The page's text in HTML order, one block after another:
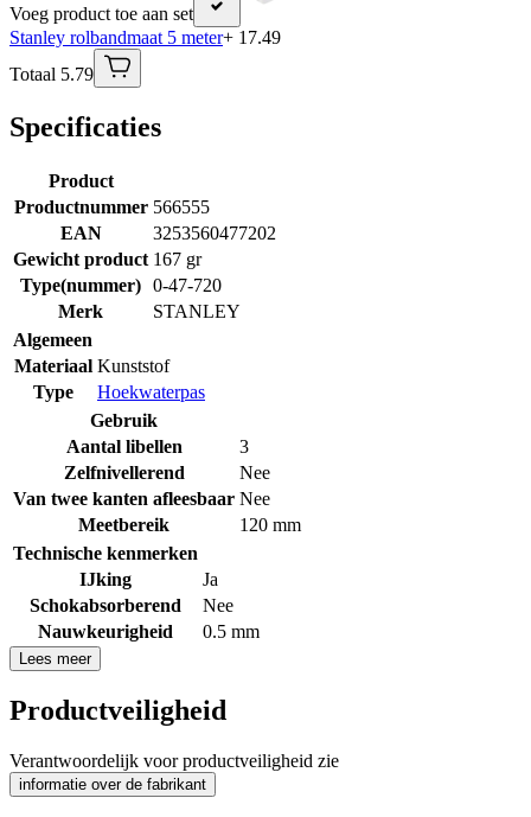
Voeg product toe aan set
Stanley rolbandmaat 5 meter+ 17.49
Totaal 5.79
Specificaties
Product
Productnummer 566555
EAN
3253560477202
Gewicht product 167 gr
Type(nummer) 0-47-720
Merk
STANLEY
Algemeen
Materiaal Kunststof
Type
Hoekwaterpas
Gebruik
Aantal libellen
3
Zelfnivellerend
Nee
Van twee kanten afleesbaar Nee
Meetbereik
120 mm
Technische kenmerken
IJking
Ja
Schokabsorberend
Nee
Nauwkeurigheid
0.5 mm
Lees meer
Productveiligheid
Verantwoordelijk voor productveiligheid zie
informatie over de fabrikant